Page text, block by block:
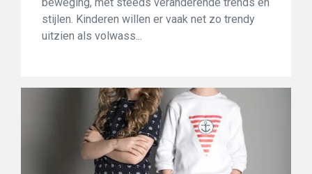
stijlen. Kinderen willen er vaak net zo trendy
uitzien als volwass...